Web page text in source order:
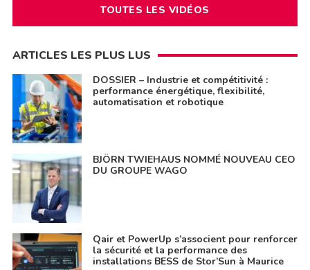
TOUTES LES VIDÉOS
ARTICLES LES PLUS LUS
DOSSIER – Industrie et compétitivité :
performance énergétique, flexibilité,
automatisation et robotique
BJÖRN TWIEHAUS NOMMÉ NOUVEAU CEO
DU GROUPE WAGO
Qair et PowerUp s’associent pour renforcer
la sécurité et la performance des
installations BESS de Stor’Sun à Maurice